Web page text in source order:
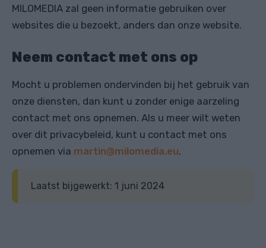
MILOMEDIA zal geen informatie gebruiken over
websites die u bezoekt, anders dan onze website.
Neem contact met ons op
Mocht u problemen ondervinden bij het gebruik van
onze diensten, dan kunt u zonder enige aarzeling
contact met ons opnemen. Als u meer wilt weten
over dit privacybeleid, kunt u contact met ons
opnemen via martin@milomedia.eu.
Laatst bijgewerkt: 1 juni 2024